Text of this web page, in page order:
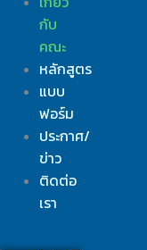
กับ
คณะ
หลักสูตร
แบบ
ฟอร์ม
ประกาศ/
ข่าว
ติดต่อ
เรา